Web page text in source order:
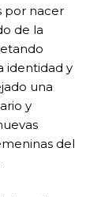
por nacer
de la
identidad y
una
y
del